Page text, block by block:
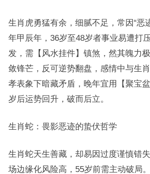
生肖虎勇猛有余，细腻不足，常因“恶
年甲辰年，36岁至48岁者事业易遭打
发，需【风水挂件】镇煞，然其魄力
敛锋芒，反可逆势翻盘，感情中与生
孝表象下暗藏矛盾，晚年宜用【聚宝
岁后运势回升，破而后立。
生肖蛇：畏影恶迹的蛰伏哲学
生肖蛇天生善藏，却易因过度谨慎错
场边缘化风险高，55岁前需主动破局